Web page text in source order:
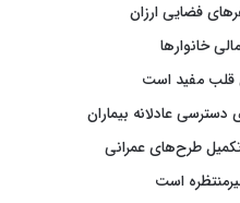
فضایی ارزان
خانوارها
قلب مفید است
عادلانه بیماران
طرح‌های عمرانی
است